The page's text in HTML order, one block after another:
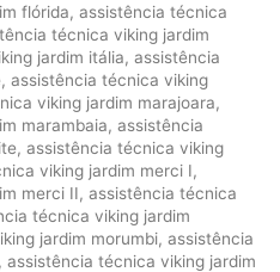
flórida, assistência técnica
técnica viking jardim
jardim itália, assistência
, assistência técnica viking
viking jardim marajoara,
marambaia, assistência
, assistência técnica viking
viking jardim merci I,
merci II, assistência técnica
técnica viking jardim
jardim morumbi, assistência
, assistência técnica viking jardim